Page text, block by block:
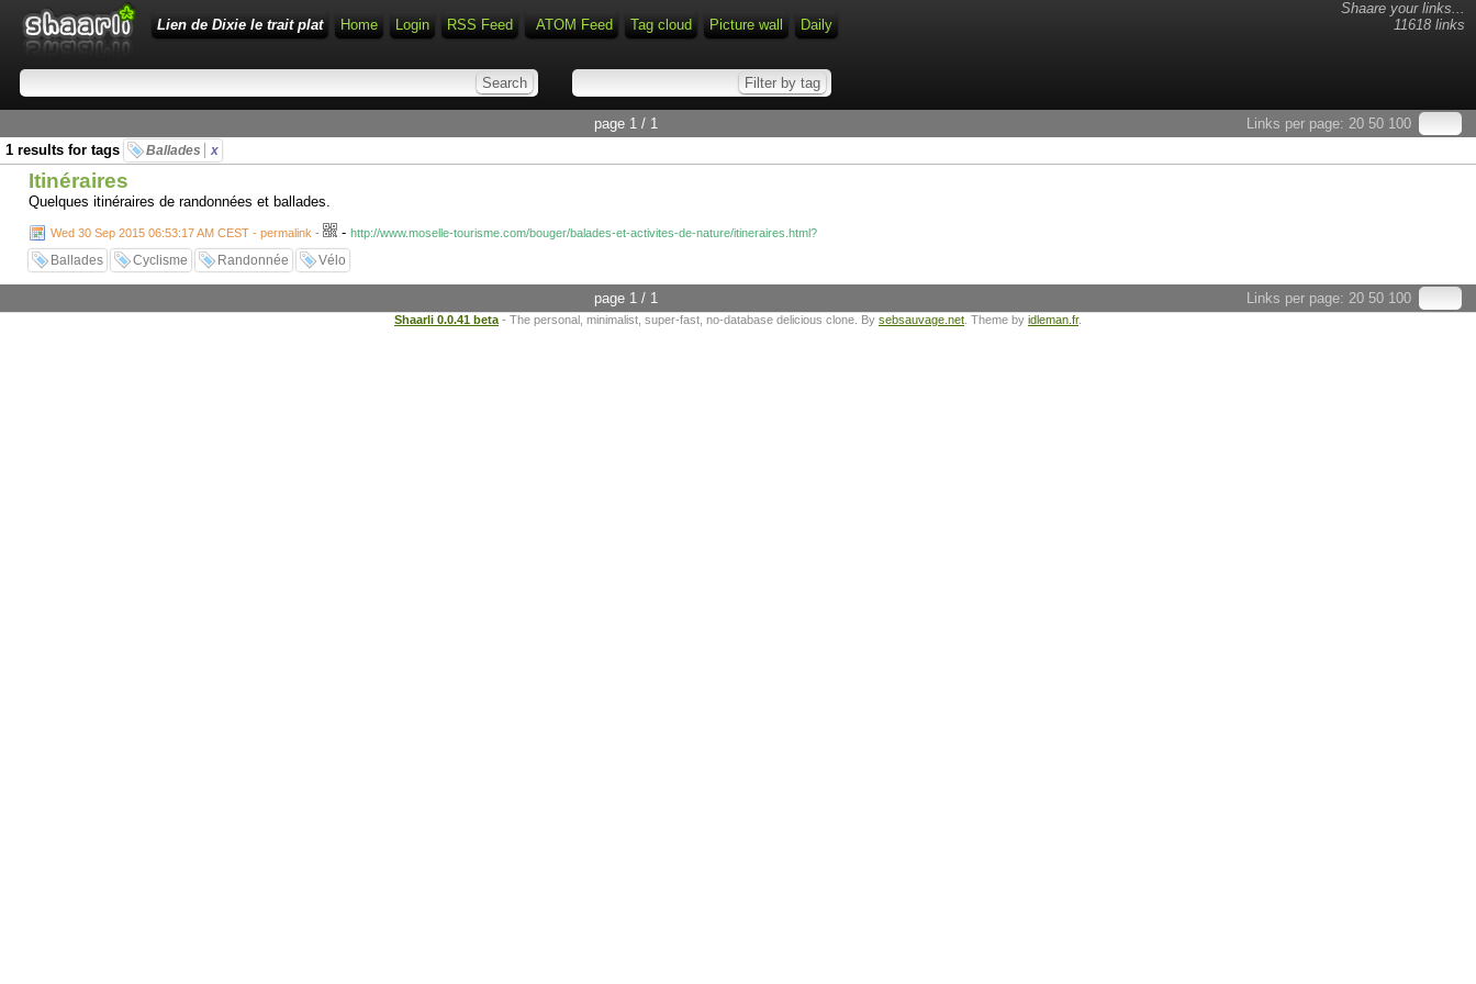
Shaare your links...
11618 links
Lien de Dixie le trait plat Home Login RSS Feed ATOM Feed Tag cloud Picture wall Daily
Links per page: 20 50 100
page 1 / 1
1 results for tags
Ballades x
Itinéraires
Quelques itinéraires de randonnées et ballades.
Wed 30 Sep 2015 06:53:17 AM CEST - permalink - - http://www.moselle-tourisme.com/bouger/balades-et-activites-de-nature/itineraires.html?
Ballades Cyclisme Randonnée Vélo
Links per page: 20 50 100
page 1 / 1
Shaarli 0.0.41 beta - The personal, minimalist, super-fast, no-database delicious clone. By sebsauvage.net . Theme by idleman.fr.